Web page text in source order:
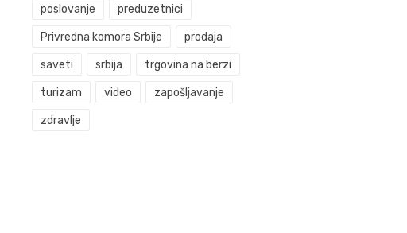
poslovanje preduzetnici
Privredna komora Srbije prodaja
saveti srbija trgovina na berzi
turizam video zapošljavanje
zdravlje